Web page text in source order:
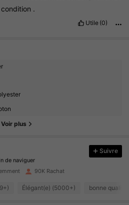
condition .
Utile (0)
Voir plus
de naviguer
Suivre
90K Rachat
Élégant(e) (5000+) bonne